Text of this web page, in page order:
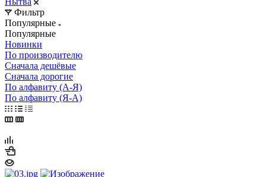
Фильтр
Популярные
Популярные
Новинки
По производителю
Сначала дешёвые
Сначала дорогие
По алфавиту (А-Я)
По алфавиту (Я-А)